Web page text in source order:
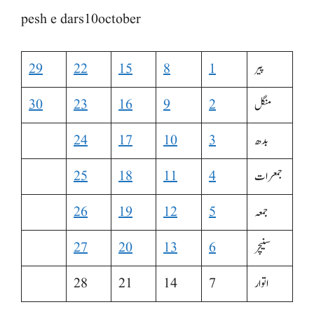
pesh e dars10october
29 22 15 8 1
پیر
30
23 16 9 2
منگل
24
17 10 3
بدھ
25
18 11 4
جمعرات
26
19 12 5
جمعہ
27
20 13 6
سنیچر
28
21 14 7 اتوار